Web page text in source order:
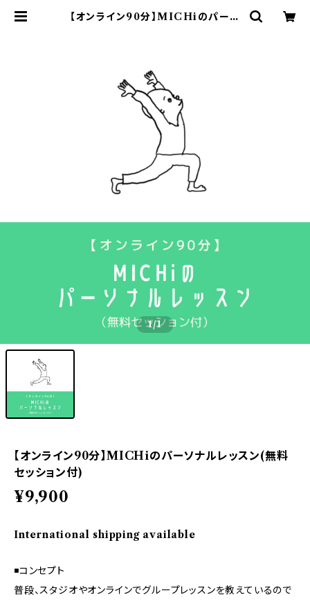
【オンライン90分】MICHiのパーソ
1/1
【オンライン90分】MICHiのパーソナルレッスン(無料
セッション付)
¥9,900
International shipping available
◾️コンセプト
普段、スタジオやオンラインでグループレッスンを教えているので